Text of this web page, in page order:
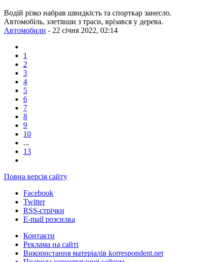
Водій різко набрав швидкість та спорткар занесло.
Автомобіль, злетівши з траси, врізався у дерева.
Автомобили - 22 січня 2022, 02:14
1
2
3
4
5
6
7
8
9
10
...
13
Повна версія сайту
Facebook
Twitter
RSS-стрічки
E-mail розсилка
Контакти
Реклама на сайті
Використання матеріалів korrespondent.net